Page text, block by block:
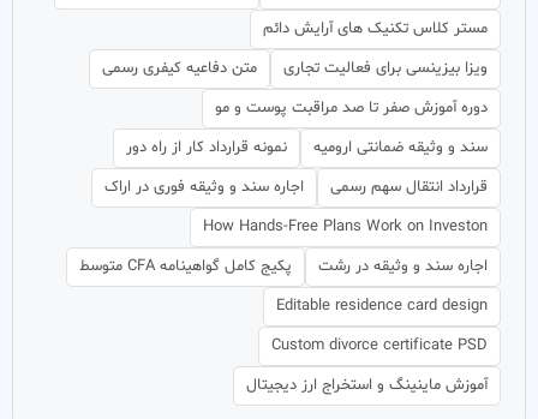
مستر کلاس تکنیک های آرایش دائم
ویزا بیزینسی برای فعالیت تجاری
متن دفاعیه کیفری رسمی
دوره آموزش صفر تا صد مراقبت پوست و مو
سند و وثیقه ضمانتی ارومیه
نمونه قرارداد کار از راه دور
قرارداد انتقال سهم رسمی
اجاره سند و وثیقه فوری در اراک
How Hands-Free Plans Work on Investon
اجاره سند و وثیقه در رشت
پکیج کامل گواهینامه CFA متوسط
Editable residence card design
Custom divorce certificate PSD
آموزش ماینینگ و استخراج ارز دیجیتال